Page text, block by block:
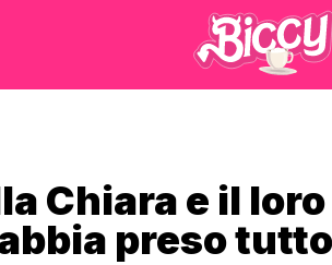
Chiara e il
preso